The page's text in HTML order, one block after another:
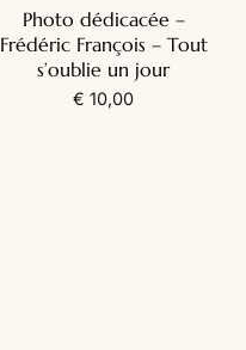
Photo dédicacée –
Frédéric François – Tout
s’oublie un jour
€ 10,00